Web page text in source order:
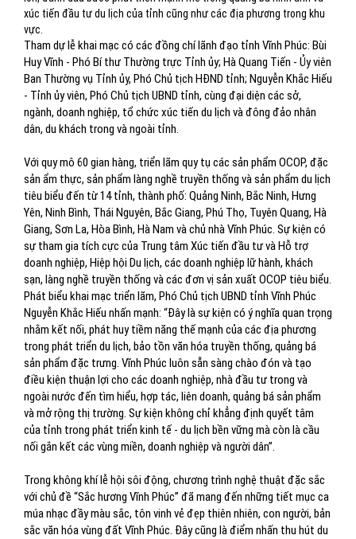
xúc tiến đầu tư du lịch của tỉnh cũng như các địa phương trong khu
vực.
Tham dự lễ khai mạc có các đồng chí lãnh đạo tỉnh Vĩnh Phúc: Bùi
Huy Vĩnh - Phó Bí thư Thường trực Tỉnh ủy; Hà Quang Tiến - Ủy viên
Ban Thường vụ Tỉnh ủy, Phó Chủ tịch HĐND tỉnh; Nguyễn Khắc Hiếu
- Tỉnh ủy viên, Phó Chủ tịch UBND tỉnh, cùng đại diện các sở,
ngành, doanh nghiệp, tổ chức xúc tiến du lịch và đông đảo nhân
dân, du khách trong và ngoài tỉnh.
Với quy mô 60 gian hàng, triển lãm quy tụ các sản phẩm OCOP, đặc
sản ẩm thực, sản phẩm làng nghề truyền thống và sản phẩm du lịch
tiêu biểu đến từ 14 tỉnh, thành phố: Quảng Ninh, Bắc Ninh, Hưng
Yên, Ninh Bình, Thái Nguyên, Bắc Giang, Phú Thọ, Tuyên Quang, Hà
Giang, Sơn La, Hòa Bình, Hà Nam và chủ nhà Vĩnh Phúc. Sự kiện có
sự tham gia tích cực của Trung tâm Xúc tiến đầu tư và Hỗ trợ
doanh nghiệp, Hiệp hội Du lịch, các doanh nghiệp lữ hành, khách
sạn, làng nghề truyền thống và các đơn vị sản xuất OCOP tiêu biểu.
Phát biểu khai mạc triển lãm, Phó Chủ tịch UBND tỉnh Vĩnh Phúc
Nguyễn Khắc Hiếu nhấn mạnh: “Đây là sự kiện có ý nghĩa quan trọng
nhằm kết nối, phát huy tiềm năng thế mạnh của các địa phương
trong phát triển du lịch, bảo tồn văn hóa truyền thống, quảng bá
sản phẩm đặc trưng. Vĩnh Phúc luôn sẵn sàng chào đón và tạo
điều kiện thuận lợi cho các doanh nghiệp, nhà đầu tư trong và
ngoài nước đến tìm hiểu, hợp tác, liên doanh, quảng bá sản phẩm
và mở rộng thị trường. Sự kiện không chỉ khẳng định quyết tâm
của tỉnh trong phát triển kinh tế - du lịch bền vững mà còn là cầu
nối gắn kết các vùng miền, doanh nghiệp và người dân”.
Trong không khí lễ hội sôi động, chương trình nghệ thuật đặc sắc
với chủ đề “Sắc hương Vĩnh Phúc” đã mang đến những tiết mục ca
múa nhạc đầy màu sắc, tôn vinh vẻ đẹp thiên nhiên, con người, bản
sắc văn hóa vùng đất Vĩnh Phúc. Đây cũng là điểm nhấn thu hút du